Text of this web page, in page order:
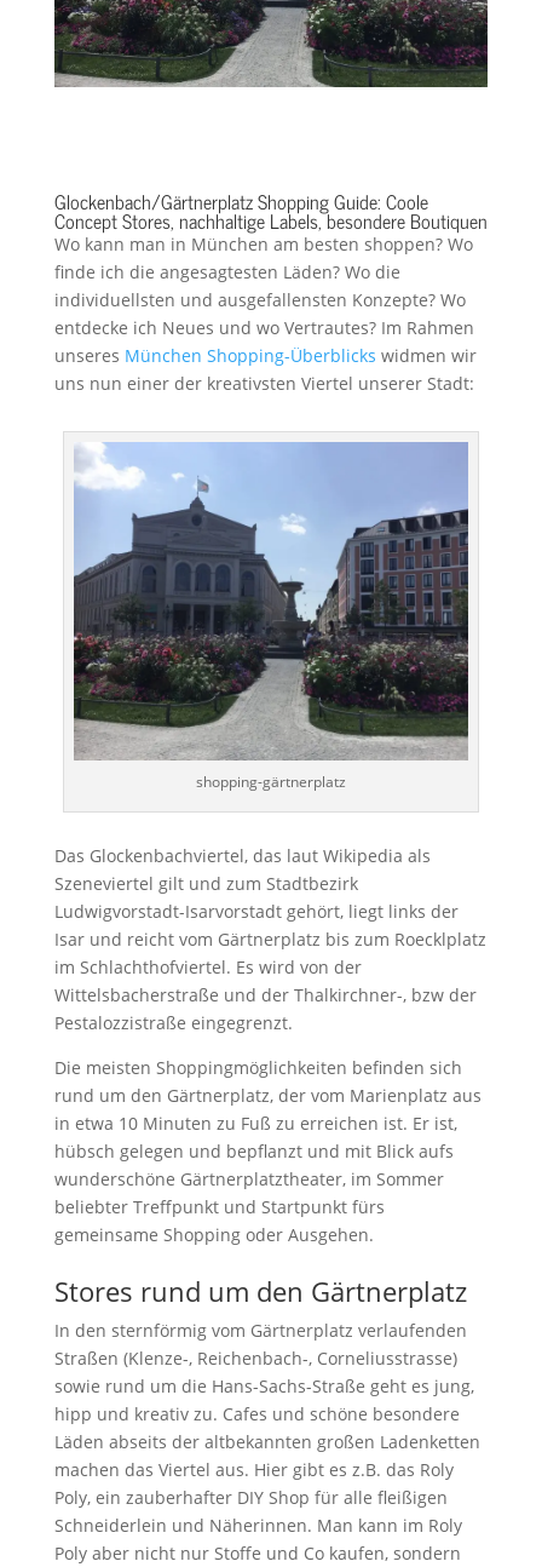
Glockenbach/Gärtnerplatz Shopping Guide: Coole
Concept Stores, nachhaltige Labels, besondere Boutiquen
Wo kann man in München am besten shoppen? Wo
finde ich die angesagtesten Läden? Wo die
individuellsten und ausgefallensten Konzepte? Wo
entdecke ich Neues und wo Vertrautes? Im Rahmen
unseres München Shopping-Überblicks widmen wir
uns nun einer der kreativsten Viertel unserer Stadt:
shopping-gärtnerplatz
Das Glockenbachviertel, das laut Wikipedia als
Szeneviertel gilt und zum Stadtbezirk
Ludwigvorstadt-Isarvorstadt gehört, liegt links der
Isar und reicht vom Gärtnerplatz bis zum Roecklplatz
im Schlachthofviertel. Es wird von der
Wittelsbacherstraße und der Thalkirchner-, bzw der
Pestalozzistraße eingegrenzt.
Die meisten Shoppingmöglichkeiten befinden sich
rund um den Gärtnerplatz, der vom Marienplatz aus
in etwa 10 Minuten zu Fuß zu erreichen ist. Er ist,
hübsch gelegen und bepflanzt und mit Blick aufs
wunderschöne Gärtnerplatztheater, im Sommer
beliebter Treffpunkt und Startpunkt fürs
gemeinsame Shopping oder Ausgehen.
Stores rund um den Gärtnerplatz
In den sternförmig vom Gärtnerplatz verlaufenden
Straßen (Klenze-, Reichenbach-, Corneliusstrasse)
sowie rund um die Hans-Sachs-Straße geht es jung,
hipp und kreativ zu. Cafes und schöne besondere
Läden abseits der altbekannten großen Ladenketten
machen das Viertel aus. Hier gibt es z.B. das Roly
Poly, ein zauberhafter DIY Shop für alle fleißigen
Schneiderlein und Näherinnen. Man kann im Roly
Poly aber nicht nur Stoffe und Co kaufen, sondern